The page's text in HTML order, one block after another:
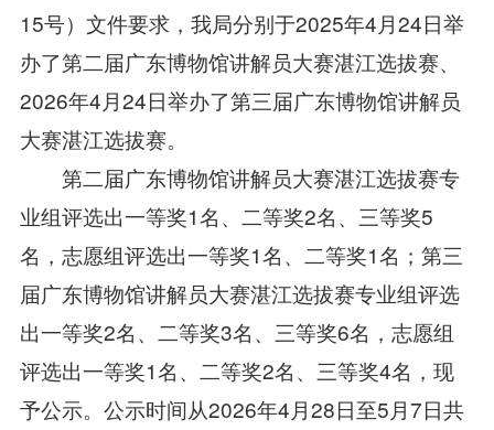
15号）文件要求，我局分别于2025年4月24日举
办了第二届广东博物馆讲解员大赛湛江选拔赛、
2026年4月24日举办了第三届广东博物馆讲解员
大赛湛江选拔赛。
第二届广东博物馆讲解员大赛湛江选拔赛专
业组评选出一等奖1名、二等奖2名、三等奖5
名，志愿组评选出一等奖1名、二等奖1名；第三
届广东博物馆讲解员大赛湛江选拔赛专业组评选
出一等奖2名、二等奖3名、三等奖6名，志愿组
评选出一等奖1名、二等奖2名、三等奖4名，现
予公示。公示时间从2026年4月28日至5月7日共